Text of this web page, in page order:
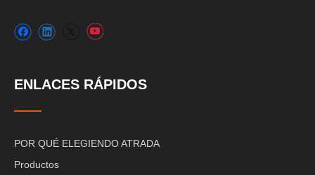
ENLACES RÁPIDOS
POR QUÉ ELEGIENDO ATRADA
Productos